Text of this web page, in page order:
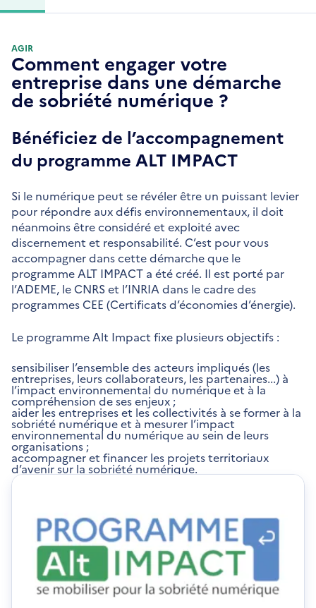
AGIR
Comment engager votre
entreprise dans une démarche
de sobriété numérique ?
Bénéficiez de l’accompagnement
du programme ALT IMPACT
Si le numérique peut se révéler être un puissant levier
pour répondre aux défis environnementaux, il doit
néanmoins être considéré et exploité avec
discernement et responsabilité. C’est pour vous
accompagner dans cette démarche que le
programme ALT IMPACT a été créé. Il est porté par
l’ADEME, le CNRS et l’INRIA dans le cadre des
programmes CEE (Certificats d’économies d’énergie).
Le programme Alt Impact fixe plusieurs objectifs :
sensibiliser l’ensemble des acteurs impliqués (les
entreprises, leurs collaborateurs, les partenaires...) à
l’impact environnemental du numérique et à la
compréhension de ses enjeux ;
aider les entreprises et les collectivités à se former à la
sobriété numérique et à mesurer l’impact
environnemental du numérique au sein de leurs
organisations ;
accompagner et financer les projets territoriaux
d’avenir sur la sobriété numérique.